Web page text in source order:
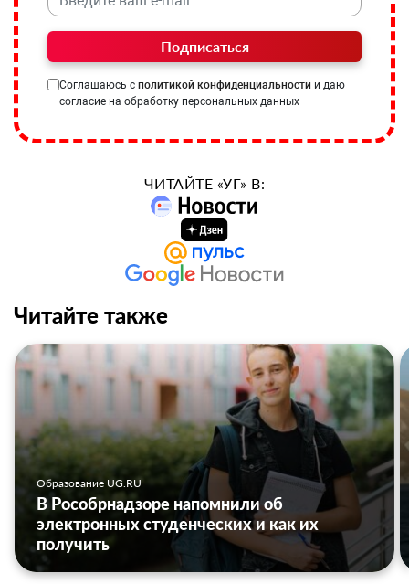
Подписаться
Соглашаюсь с политикой конфиденциальности и даю
согласие на обработку персональных данных
ЧИТАЙТЕ «УГ» В:
Читайте также
Образование UG.RU
В Рособрнадзоре напомнили об
электронных студенческих и как их
получить